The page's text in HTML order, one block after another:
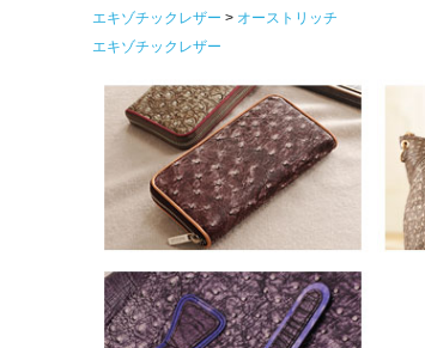
エキゾチックレザー
オーストリッチ
エキゾチックレザー